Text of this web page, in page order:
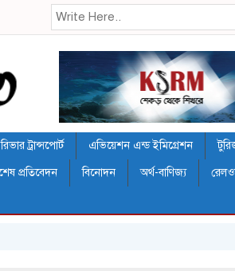
ট্রান্সপোর্ট এভিয়েশন এন্ড ইমিগ্রেশন
প্রতিবেদন বিনোদন অর্থ-বাণিজ্য